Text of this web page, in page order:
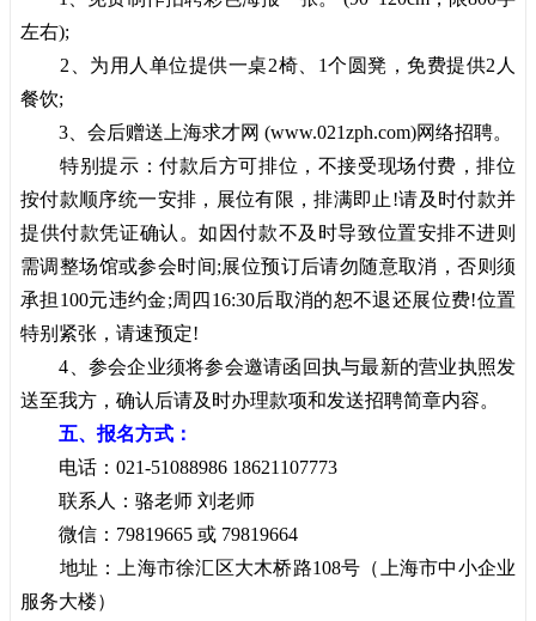
左右);
2、为用人单位提供一桌2椅、1个圆凳，免费提供2人
餐饮;
3、会后赠送上海求才网 (www.021zph.com)网络招聘。
特别提示：付款后方可排位，不接受现场付费，排位
按付款顺序统一安排，展位有限，排满即止!请及时付款并
提供付款凭证确认。如因付款不及时导致位置安排不进则
需调整场馆或参会时间;展位预订后请勿随意取消，否则须
承担100元违约金;周四16:30后取消的恕不退还展位费!位置
特别紧张，请速预定!
4、参会企业须将参会邀请函回执与最新的营业执照发
送至我方，确认后请及时办理款项和发送招聘简章内容。
五、报名方式：
电话：021-51088986 18621107773
联系人：骆老师 刘老师
微信：79819665 或 79819664
地址：上海市徐汇区大木桥路108号（上海市中小企业
服务大楼）